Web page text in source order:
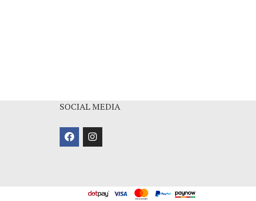
SOCIAL MEDIA